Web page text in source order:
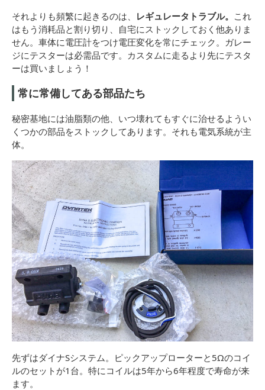
それよりも頻繁に起きるのは、 レギュレータトラブル。 これ
はもう消耗品と割り切り、自宅にストックしておく他ありま
せん。車体に電圧計をつけ電圧変化を常にチェック。ガレー
ジにテスターは必需品です。カスタムに走るより先にテスタ
ーは買いましょう！
常に常備してある部品たち
秘密基地には油脂類の他、いつ壊れてもすぐに治せるようい
くつかの部品をストックしてあります。それも電気系統が主
体。
先ずはダイナSシステム。ピックアップローターと5Ωのコイ
ルのセットが1台。特にコイルは5年から6年程度で寿命が来
ます。